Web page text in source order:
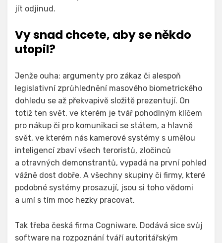
jít odjinud.
Vy snad chcete, aby se někdo
utopil?
Jenže ouha: argumenty pro zákaz či alespoň
legislativní zprůhlednění masového biometrického
dohledu se až překvapivě složitě prezentují. On
totiž ten svět, ve kterém je tvář pohodlným klíčem
pro nákup či pro komunikaci se státem, a hlavně
svět, ve kterém nás kamerové systémy s umělou
inteligencí zbaví všech teroristů, zločinců
a otravných demonstrantů, vypadá na první pohled
vážně dost dobře. A všechny skupiny či firmy, které
podobné systémy prosazují, jsou si toho vědomi
a umí s tím moc hezky pracovat.
Tak třeba česká firma Cogniware. Dodává sice svůj
software na rozpoznání tváří autoritářským